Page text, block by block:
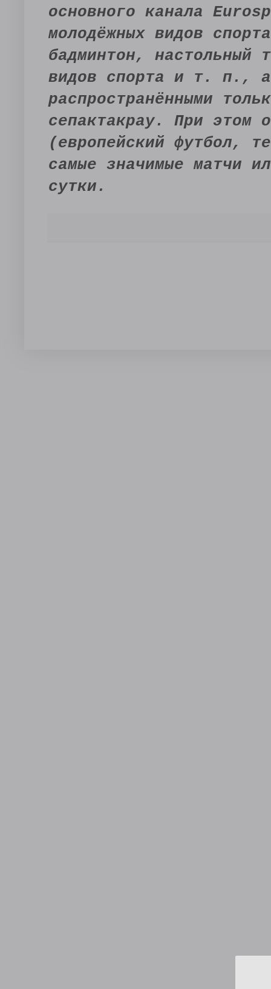
основного канала
молодёжных видов
бадминтон, настольный
видов спорта и т. п., а
распространёнными
сепактакрау. При этом
(европейский футбол,
самые значимые матчи
сутки.